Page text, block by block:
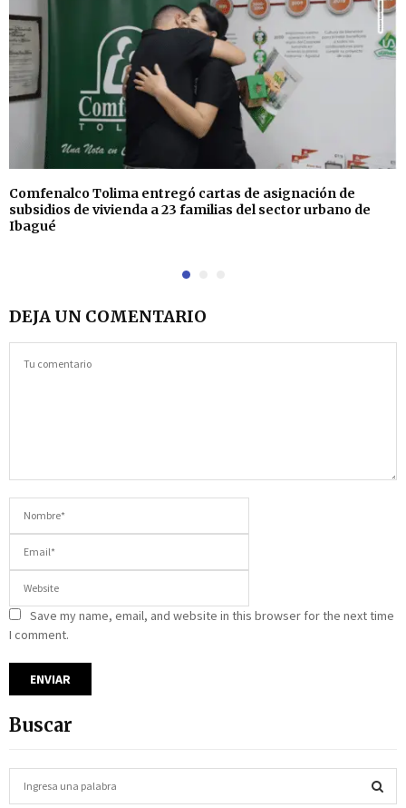
Comfenalco Tolima entregó cartas de asignación de
subsidios de vivienda a 23 familias del sector urbano de
Ibagué
DEJA UN COMENTARIO
Save my name, email, and website in this browser for the next time
I comment.
Buscar